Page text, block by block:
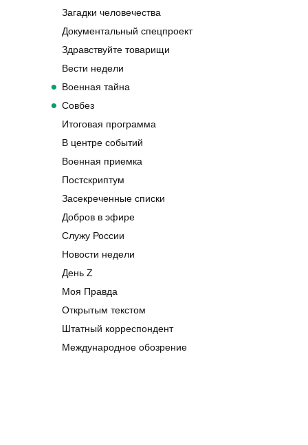
Загадки человечества
Документальный спецпроект
Здравствуйте товарищи
Вести недели
Военная тайна
Совбез
Итоговая программа
В центре событий
Военная приемка
Постскриптум
Засекреченные списки
Добров в эфире
Служу России
Новости недели
День Z
Моя Правда
Открытым текстом
Штатный корреспондент
Международное обозрение